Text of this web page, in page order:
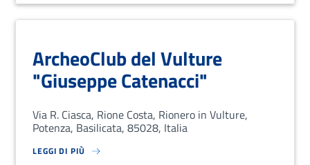
ArcheoClub del Vulture
"Giuseppe Catenacci"
Via R. Ciasca, Rione Costa, Rionero in Vulture,
Potenza, Basilicata, 85028, Italia
LEGGI DI PIÙ
SU LOREM IPSUM DOLOR SIT AMET, CONSECTETUR ADIPISCING